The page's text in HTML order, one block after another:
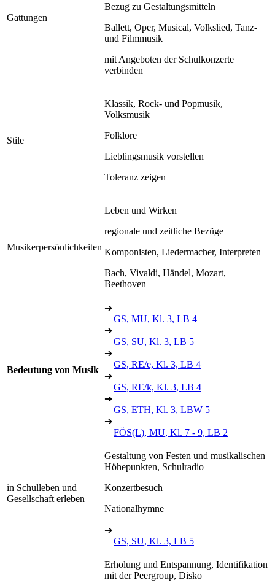
Gattungen
Bezug zu Gestaltungsmitteln
Ballett, Oper, Musical, Volkslied, Tanz-
und Filmmusik
mit Angeboten der Schulkonzerte
verbinden
Stile
Klassik, Rock- und Popmusik,
Volksmusik
Folklore
Lieblingsmusik vorstellen
Toleranz zeigen
Musikerpersönlichkeiten
Leben und Wirken
regionale und zeitliche Bezüge
Komponisten, Liedermacher, Interpreten
Bach, Vivaldi, Händel, Mozart,
Beethoven
Bedeutung von Musik
➔
GS, MU, Kl. 3, LB 4
➔
GS, SU, Kl. 3, LB 5
➔
GS, RE/e, Kl. 3, LB 4
➔
GS, RE/k, Kl. 3, LB 4
➔
GS, ETH, Kl. 3, LBW 5
➔
FÖS(L), MU, Kl. 7 - 9, LB 2
in Schulleben und
Gesellschaft erleben
Gestaltung von Festen und musikalischen
Höhepunkten, Schulradio
Konzertbesuch
Nationalhymne
➔
GS, SU, Kl. 3, LB 5
Erholung und Entspannung, Identifikation
mit der Peergroup, Disko